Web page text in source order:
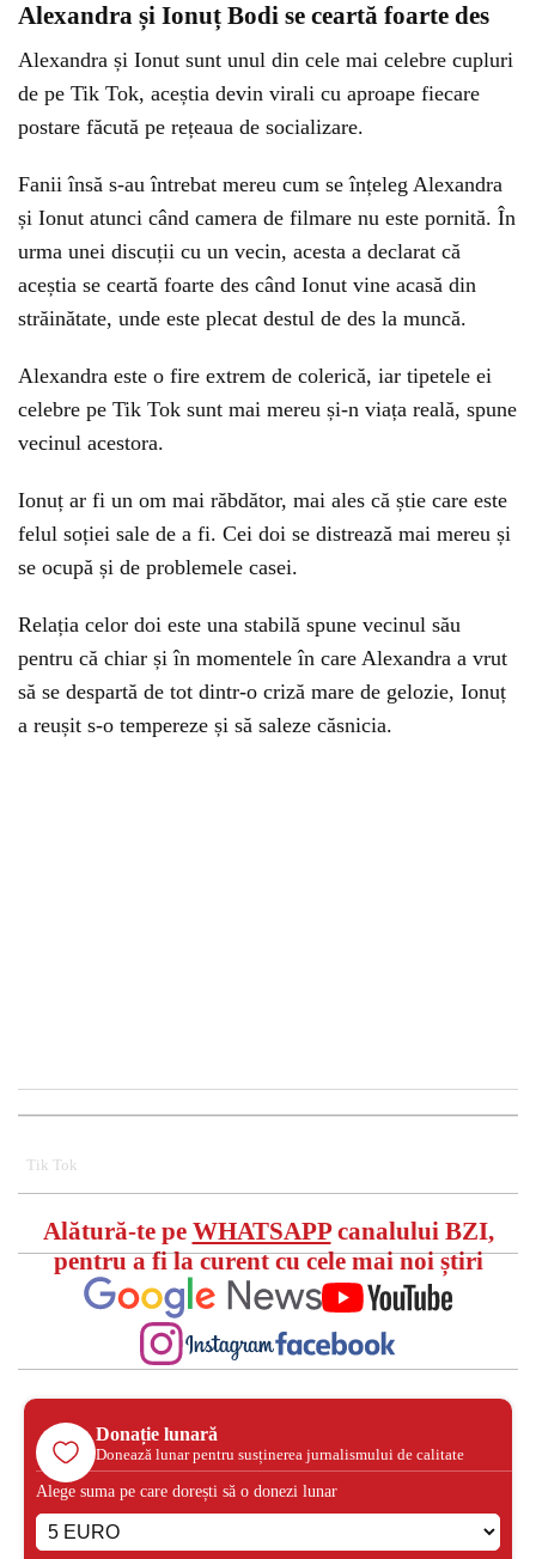
Alexandra și Ionuț Bodi se ceartă foarte des
Alexandra și Ionut sunt unul din cele mai celebre cupluri
de pe Tik Tok, aceștia devin virali cu aproape fiecare
postare făcută pe rețeaua de socializare.
Fanii însă s-au întrebat mereu cum se înțeleg Alexandra
și Ionut atunci când camera de filmare nu este pornită. În
urma unei discuții cu un vecin, acesta a declarat că
aceștia se ceartă foarte des când Ionut vine acasă din
străinătate, unde este plecat destul de des la muncă.
Alexandra este o fire extrem de colerică, iar tipetele ei
celebre pe Tik Tok sunt mai mereu și-n viața reală, spune
vecinul acestora.
Ionuț ar fi un om mai răbdător, mai ales că știe care este
felul soției sale de a fi. Cei doi se distrează mai mereu și
se ocupă și de problemele casei.
Relația celor doi este una stabilă spune vecinul său
pentru că chiar și în momentele în care Alexandra a vrut
să se despartă de tot dintr-o criză mare de gelozie, Ionuț
a reușit s-o tempereze și să saleze căsnicia.
Tik Tok
Alătură-te pe WHATSAPPcanalului BZI,
pentru a fi la curent cu cele mai noi știri
Donație lunară
Donează lunar pentru susținerea jurnalismului de calitate
Alege suma pe care dorești să o donezi lunar